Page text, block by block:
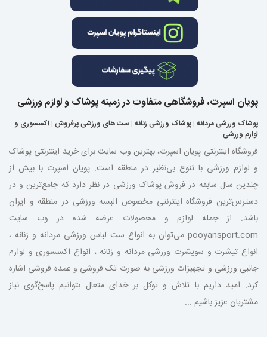
پویان اسپرت، فروشگاهی متفاوت در زمینه پوشاک و لوازم ورزشی
پوشاک ورزشی مردانه | پوشاک ورزشی زنانه | ست های ورزشی پرفروش | اکسسوری و
لوازم ورزشی
فروشگاه اینترنتی پویان اسپرت، بهترین وب سایت برای خرید اینترنتی پوشاک
و لوازم ورزشی با تنوع بی‌نظیر در منطقه است. پویان اسپرت با بیش از
چندین سال سابقه در فروش پوشاک ورزشی در نظر دارد که جامع‌ترین و در
دسترس‌ترین فروشگاه اینترنتی مخصوص البسه ورزشی در منطقه و ایران
باشد. از جمله لوازم و محصولات عرضه شده در وب سایت
pooyansport.com می‌توان به انواع ست لباس ورزشی مردانه و زنانه ،
انواع تیشرت و سویشرت ورزشی مردانه و زنانه ، انواع اکسسوری و لوازم
جانبی ورزشی و تجهیزات ورزشی به صورت تک فروشی و عمده فروشی اشاره
کرد. امید داریم با تلاش و توکل بر خدای متعال بتوانیم پاسخ‌گوی نیاز
مشتریان عزیز باشیم ...